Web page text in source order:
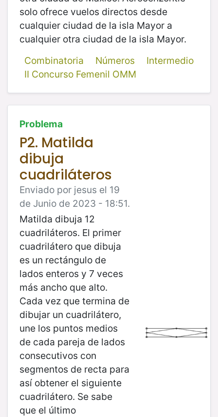
solo ofrece vuelos directos desde
cualquier ciudad de la isla Mayor a
cualquier otra ciudad de la isla Mayor.
Combinatoria
Números
Intermedio
II Concurso Femenil OMM
Problema
P2. Matilda
dibuja
cuadriláteros
Enviado por jesus el 19
de Junio de 2023 - 18:51.
Matilda dibuja 12
cuadriláteros. El primer
cuadrilátero que dibuja
es un rectángulo de
lados enteros y 7 veces
más ancho que alto.
Cada vez que termina de
dibujar un cuadrilátero,
une los puntos medios
de cada pareja de lados
consecutivos con
segmentos de recta para
así obtener el siguiente
cuadrilátero. Se sabe
que el último